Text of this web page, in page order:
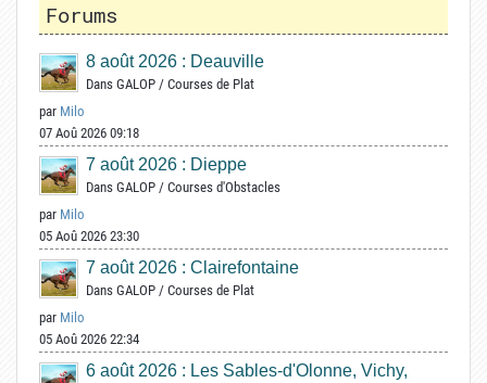
Forums
8 août 2026 : Deauville
Dans GALOP / Courses de Plat
par Milo
07 Aoû 2026 09:18
7 août 2026 : Dieppe
Dans GALOP / Courses d'Obstacles
par Milo
05 Aoû 2026 23:30
7 août 2026 : Clairefontaine
Dans GALOP / Courses de Plat
par Milo
05 Aoû 2026 22:34
6 août 2026 : Les Sables-d'Olonne, Vichy,